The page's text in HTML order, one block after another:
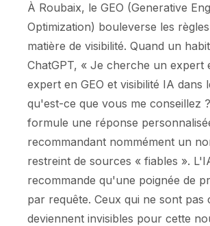
À Roubaix, le GEO (Generative
Optimization) bouleverse les
matière de visibilité. Quand un
ChatGPT, « Je cherche un expert
expert en GEO et visibilité IA dans
qu'est-ce que vous me conseillez
formule une réponse
recommandant nommément un
restreint de sources « fiables ».
recommande qu'une poignée de
par requête. Ceux qui ne sont pas
deviennent invisibles pour cette